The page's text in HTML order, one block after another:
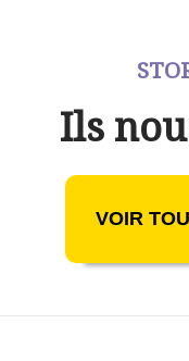
Ils
VOIR